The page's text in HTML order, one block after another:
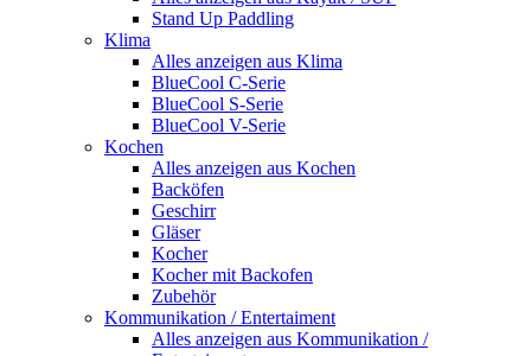
Stand Up Paddling
Klima
Alles anzeigen aus Klima
BlueCool C-Serie
BlueCool S-Serie
BlueCool V-Serie
Kochen
Alles anzeigen aus Kochen
Backöfen
Geschirr
Gläser
Kocher
Kocher mit Backofen
Zubehör
Kommunikation / Entertaiment
Alles anzeigen aus Kommunikation /